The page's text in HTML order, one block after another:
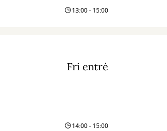
13:00 - 15:00
Fri entré
14:00 - 15:00